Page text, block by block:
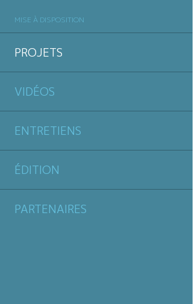
MISE À DISPOSITION
PROJETS
VIDÉOS
ENTRETIENS
ÉDITION
PARTENAIRES